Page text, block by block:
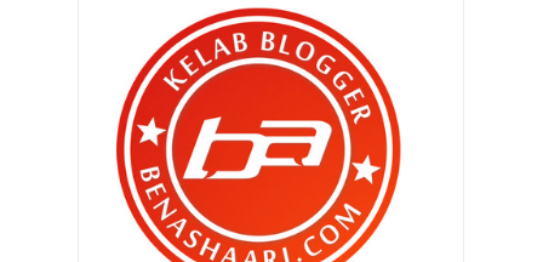
pagi !
Hantar Zahra ke rumah pengasuh !
Men’detox’kan diri ini dengan Rejuvy
Video dera bayi di Facebook
Normalkah ?? Perlukah aku